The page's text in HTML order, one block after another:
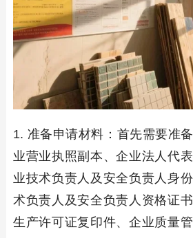
1. 准备申请材料：首先需要准
业营业执照副本、企业法人代
业技术负责人及安全负责人身
术负责人及安全负责人资格证
生产许可证复印件、企业质量